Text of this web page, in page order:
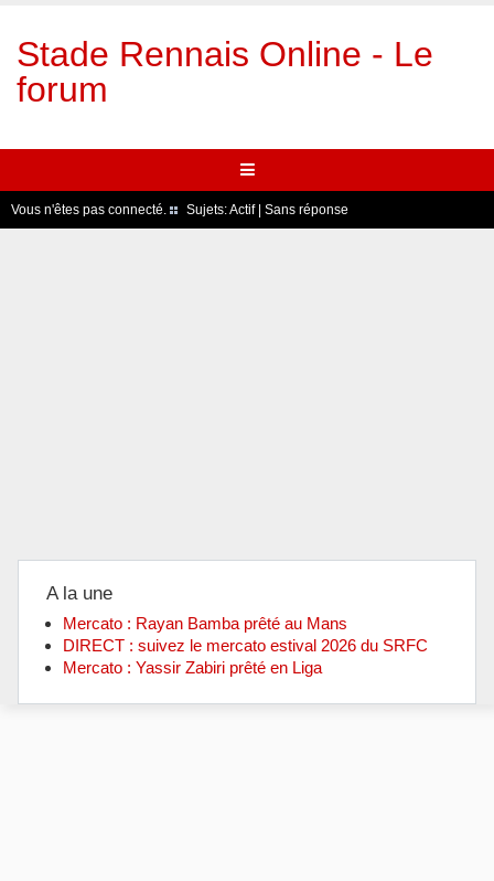
Stade Rennais Online - Le
forum
Vous n'êtes pas connecté. Sujets:Actif| Sans réponse
A la une
Mercato : Rayan Bamba prêté au Mans
DIRECT : suivez le mercato estival 2026 du SRFC
Mercato : Yassir Zabiri prêté en Liga